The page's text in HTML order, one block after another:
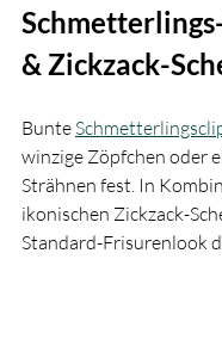
& Zickzack-
Bunte
winzige Zöpfchen oder
Strähnen fest. In
ikonischen Zickzack-
Standard-Frisurenlook